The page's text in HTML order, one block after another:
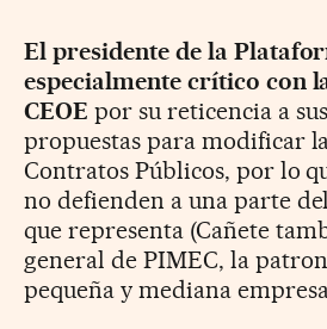
El presidente de la
especialmente crítico con
CEOE por su reticencia a
propuestas para modificar
Contratos Públicos, por lo
no defienden a una parte
que representa (Cañete
general de PIMEC, la
pequeña y mediana